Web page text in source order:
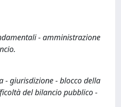
- amministrazione
- giurisdizione - blocco della
del bilancio pubblico -